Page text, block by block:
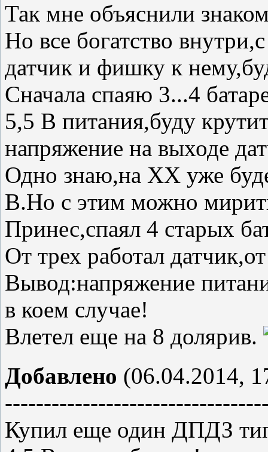
Так мне объяснили
Но все богатство
датчик и фишку к
Сначала спаяю 3...4
5,5 В питания,буду
напряжение на выходе
Одно знаю,на ХХ уже
В.Но с этим можно
Принес,спаял 4 старых
От трех работал
Вывод:напряжение
в коем случае!
Влетел еще на 8 долярив.
Добавлено (06.04.2014,
Купил еще один ДПДЗ